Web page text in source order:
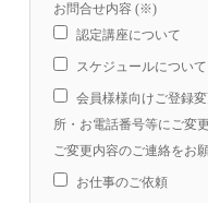
お問合せ内容(※)
認定講座について
スケジュールについて
会員様様向けご登録
所・お電話番号等にご変
ご変更内容のご連絡をお
お仕事のご依頼